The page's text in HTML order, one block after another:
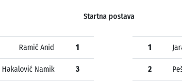
Startna postava
Ramić Anid 1
Hakalović Namik 3
1
2